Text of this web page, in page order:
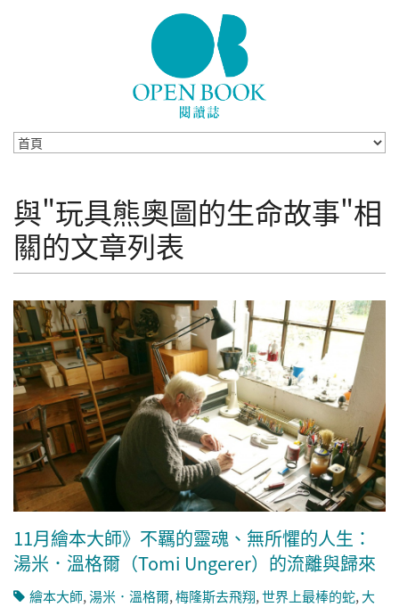
與"玩具熊奧圖的生命故事"相
關的文章列表
11月繪本大師》不羈的靈魂、無所懼的人生：
湯米．溫格爾（Tomi Ungerer）的流離與歸來
繪本大師,湯米．溫格爾,梅隆斯去飛翔,世界上最棒的蛇,大